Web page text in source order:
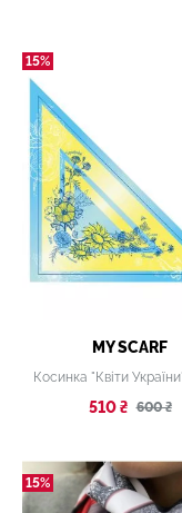
15%
MY SCARF
510 ₴ 600 ₴
15%